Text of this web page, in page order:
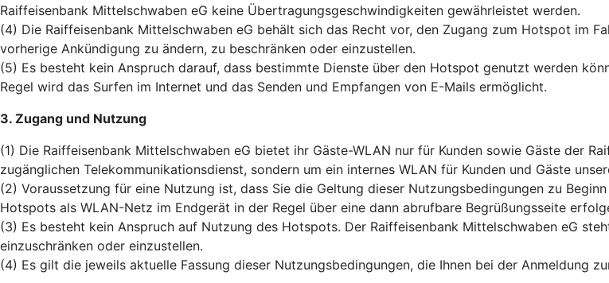
Raiffeisenbank Mittelschwaben eG keine Übertragungsgeschwindigkeiten gewährleistet werden.
(4) Die Raiffeisenbank Mittelschwaben eG behält sich das Recht vor, den Zugang zum Hotspot im
vorherige Ankündigung zu ändern, zu beschränken oder einzustellen.
(5) Es besteht kein Anspruch darauf, dass bestimmte Dienste über den Hotspot genutzt werden
Regel wird das Surfen im Internet und das Senden und Empfangen von E-Mails ermöglicht.
3. Zugang und Nutzung
(1) Die Raiffeisenbank Mittelschwaben eG bietet ihr Gäste-WLAN nur für Kunden sowie Gäste der
zugänglichen Telekommunikationsdienst, sondern um ein internes WLAN für Kunden und Gäste
(2) Voraussetzung für eine Nutzung ist, dass Sie die Geltung dieser Nutzungsbedingungen zu
Hotspots als WLAN-Netz im Endgerät in der Regel über eine dann abrufbare Begrüßungsseite
(3) Es besteht kein Anspruch auf Nutzung des Hotspots. Der Raiffeisenbank Mittelschwaben eG
einzuschränken oder einzustellen.
(4) Es gilt die jeweils aktuelle Fassung dieser Nutzungsbedingungen, die Ihnen bei der Anmeldung